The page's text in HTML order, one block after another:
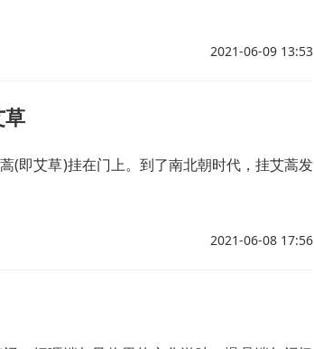
2021-06-09 13:53
草
(即艾草)挂在门上。到了南北朝时代，挂艾蒿发
2021-06-08 17:56